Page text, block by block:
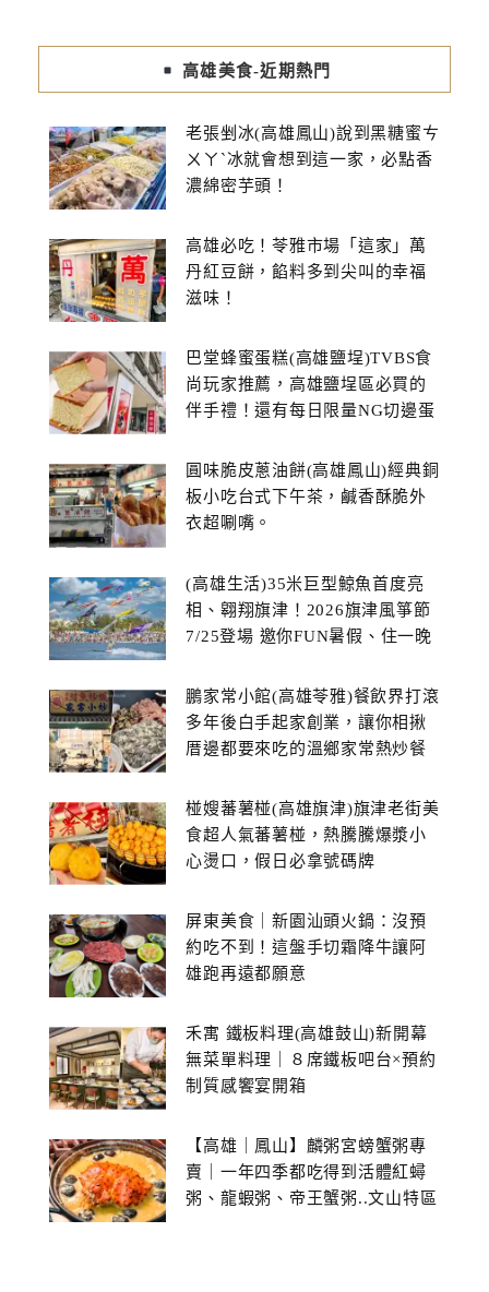
高雄美食-近期熱門
老張剉冰(高雄鳳山)說到黑糖蜜ㄘ
ㄨㄚˋ冰就會想到這一家，必點香
濃綿密芋頭！
高雄必吃！苓雅市場「這家」萬
丹紅豆餅，餡料多到尖叫的幸福
滋味！
巴堂蜂蜜蛋糕(高雄鹽埕)TVBS食
尚玩家推薦，高雄鹽埕區必買的
伴手禮！還有每日限量NG切邊蛋
圓味脆皮蔥油餅(高雄鳳山)經典銅
板小吃台式下午茶，鹹香酥脆外
衣超唰嘴。
(高雄生活)35米巨型鯨魚首度亮
相、翱翔旗津！2026旗津風箏節
7/25登場 邀你FUN暑假、住一晚
鵬家常小館(高雄苓雅)餐飲界打滾
多年後白手起家創業，讓你相揪
厝邊都要來吃的溫鄉家常熱炒餐
椪嫂蕃薯椪(高雄旗津)旗津老街美
食超人氣蕃薯椪，熱騰騰爆漿小
心燙口，假日必拿號碼牌
屏東美食｜新園汕頭火鍋：沒預
約吃不到！這盤手切霜降牛讓阿
雄跑再遠都願意
禾寓 鐵板料理(高雄鼓山)新開幕
無菜單料理｜８席鐵板吧台×預約
制質感饗宴開箱
【高雄｜鳳山】麟粥宮螃蟹粥專
賣｜一年四季都吃得到活體紅蟳
粥、龍蝦粥、帝王蟹粥..文山特區